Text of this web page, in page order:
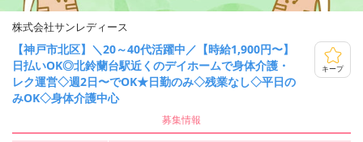
株式会社サンレディース
【神戸市北区】＼20～40代活躍中／【時給1,900円〜】
日払いOK◎北鈴蘭台駅近くのデイホームで身体介護・
レク運営◇週2日〜でOK★日勤のみ◇残業なし◇平日の
みOK◇身体介護中心
キープ
募集情報